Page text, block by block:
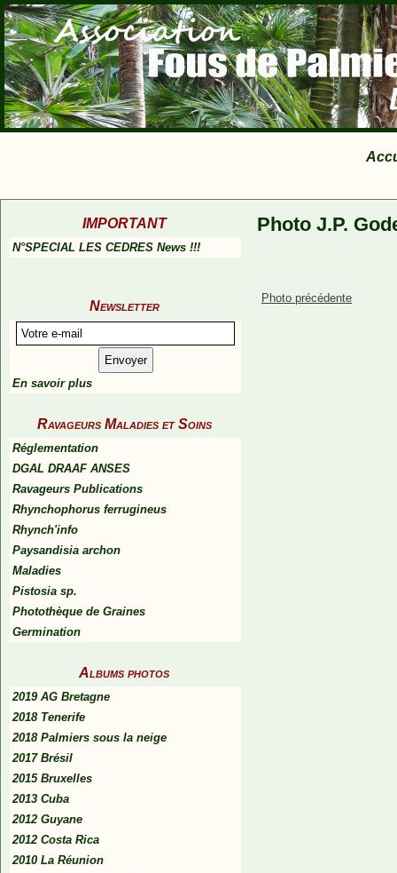
IMPORTANT
N°SPECIAL LES CEDRES News !!!
Newsletter
En savoir plus
Ravageurs Maladies et Soins
Réglementation
DGAL DRAAF ANSES
Ravageurs Publications
Rhynchophorus ferrugineus
Rhynch'info
Paysandisia archon
Maladies
Pistosia sp.
Photothèque de Graines
Germination
Albums photos
2019 AG Bretagne
2018 Tenerife
2018 Palmiers sous la neige
2017 Brésil
2015 Bruxelles
2013 Cuba
2012 Guyane
2012 Costa Rica
2010 La Réunion
Photo J.P.
Photo précédente